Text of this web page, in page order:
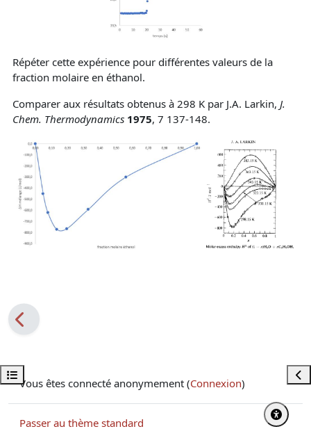
Ouvrir l’index du cours
Répéter cette expérience pour différentes valeurs de la
fraction molaire en éthanol.
Comparer aux résultats obtenus à 298 K par J.A. Larkin, J.
Chem. Thermodynamics 1975, 7 137-148.
Vous êtes connecté anonymement (Connexion)
Passer au thème standard